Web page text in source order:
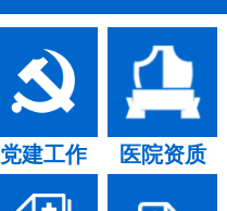
党建工作 医院资质